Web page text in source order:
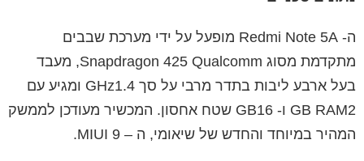
ה- Redmi Note 5A מופעל על ידי מערכת שבבים
מתקדמת מסוג
Snapdragon 425 Qualcomm
, מעבד
בעל ארבע ליבות בתדר מרבי על סך GHz1.4 ומגיע עם
GB RAM2 ו- GB16 שטח אחסון. המכשיר מעודכן לממשק
המהיר במיוחד והחדש של שיאומי, ה –
MIUI 9
.